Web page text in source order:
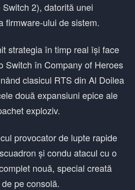
2), datorită unei
firmware-ului de sistem.
strategia în timp real își face
Switch în Company of Heroes
clasicul RTS din Al Doilea
două expansiuni epice ale
exploziv.
provocator de lupte rapide
și condu atacul cu o
nouă, special creată
pe consolă.